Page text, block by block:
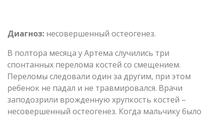
Диагноз: несовершенный остеогенез.
В полтора месяца у Артема случились три
спонтанных перелома костей со смещением.
Переломы следовали один за другим, при этом
ребенок не падал и не травмировался. Врачи
заподозрили врожденную хрупкость костей –
несовершенный остеогенез. Когда мальчику было